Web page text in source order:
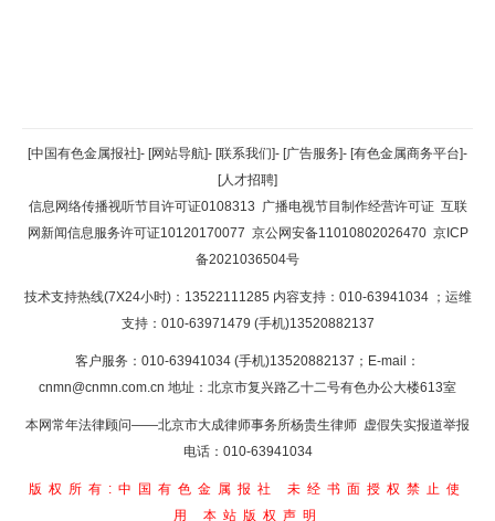
返回顶部
返回首页
[中国有色金属报社]- [网站导航]- [联系我们]- [广告服务]- [有色金属商务平台]-
[人才招聘]
信息网络传播视听节目许可证0108313 广播电视节目制作经营许可证 互联
网新闻信息服务许可证10120170077 京公网安备11010802026470 京ICP
备2021036504号
技术支持热线(7X24小时)：13522111285 内容支持：010-63941034 ；运维
支持：010-63971479 (手机)13520882137
客户服务：010-63941034 (手机)13520882137；E-mail：
cnmn@cnmn.com.cn 地址：北京市复兴路乙十二号有色办公大楼613室
本网常年法律顾问——北京市大成律师事务所杨贵生律师 虚假失实报道举报
电话：010-63941034
版权所有:中国有色金属报社
未经书面授权禁止使
用 本站版权声明